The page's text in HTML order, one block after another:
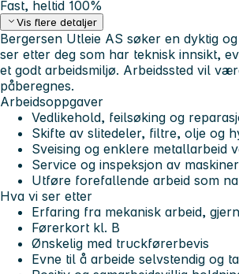
Fast, heltid 100%
Vis flere detaljer
Bergersen Utleie AS søker en dyktig
ser etter deg som har teknisk innsikt,
et godt arbeidsmiljø. Arbeidssted vil
påberegnes.
Arbeidsoppgaver
Vedlikehold, feilsøking og
Skifte av slitedeler, filtre, olje og
Sveising og enklere metallarbeid
Service og inspeksjon av
Utføre forefallende arbeid som
Hva vi ser etter
Erfaring fra mekanisk arbeid,
Førerkort kl. B
Ønskelig med truckførerbevis
Evne til å arbeide selvstendig og